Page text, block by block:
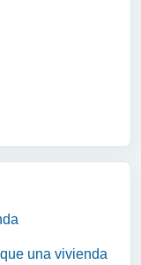
una vivienda